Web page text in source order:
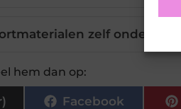
zelf
hem dan op:
Facebook